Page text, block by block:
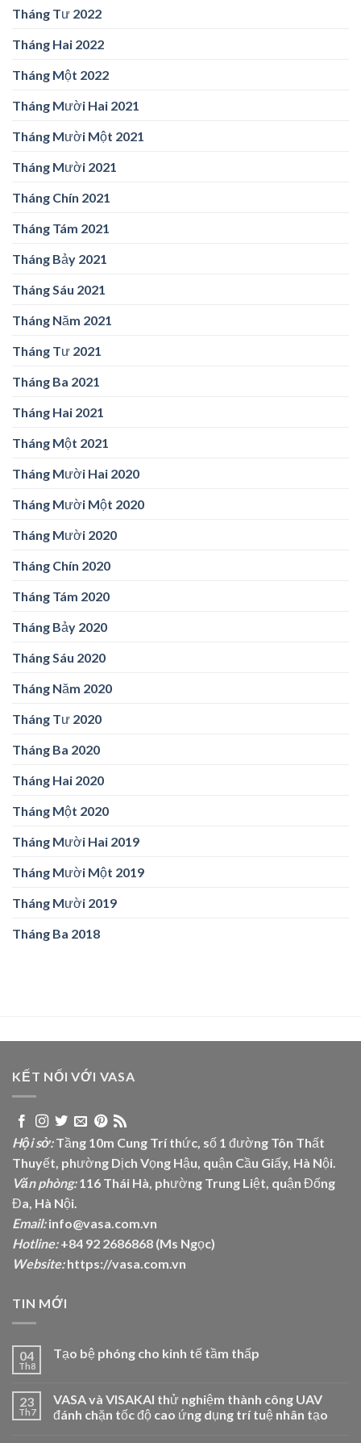
Tháng Tư 2022
Tháng Hai 2022
Tháng Một 2022
Tháng Mười Hai 2021
Tháng Mười Một 2021
Tháng Mười 2021
Tháng Chín 2021
Tháng Tám 2021
Tháng Bảy 2021
Tháng Sáu 2021
Tháng Năm 2021
Tháng Tư 2021
Tháng Ba 2021
Tháng Hai 2021
Tháng Một 2021
Tháng Mười Hai 2020
Tháng Mười Một 2020
Tháng Mười 2020
Tháng Chín 2020
Tháng Tám 2020
Tháng Bảy 2020
Tháng Sáu 2020
Tháng Năm 2020
Tháng Tư 2020
Tháng Ba 2020
Tháng Hai 2020
Tháng Một 2020
Tháng Mười Hai 2019
Tháng Mười Một 2019
Tháng Mười 2019
Tháng Ba 2018
KẾT NỐI VỚI VASA
Hội sở:Tầng 10m Cung Trí thức, số 1 đường Tôn Thất
Thuyết, phường Dịch Vọng Hậu, quận Cầu Giấy, Hà Nội.
Văn phòng:116 Thái Hà, phường Trung Liệt, quận Đống
Đa, Hà Nội.
Email:info@vasa.com.vn
Hotline:+84 92 2686868 (Ms Ngọc)
Website: https://vasa.com.vn
TIN MỚI
04
Th8
Tạo bệ phóng cho kinh tế tầm thấp
23
Th7
VASA và VISAKAI thử nghiệm thành công UAV
đánh chặn tốc độ cao ứng dụng trí tuệ nhân tạo